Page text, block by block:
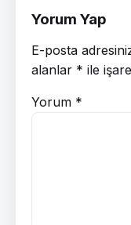
Yorum Yap
E-posta
alanlar * ile
Yorum *